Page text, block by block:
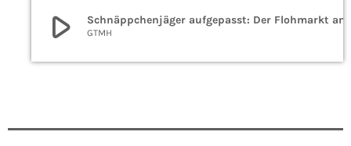
play_arrow GTMH